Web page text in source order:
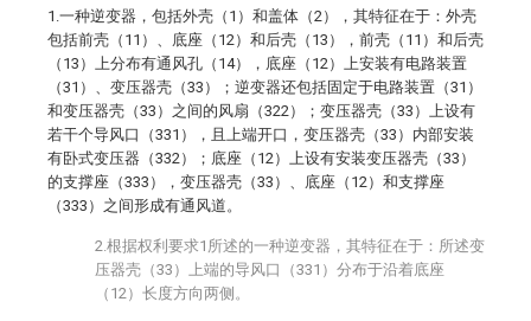
1.一种逆变器，包括外壳（1）和盖体（2），其特征在于：外壳
包括前壳（11）、底座（12）和后壳（13），前壳（11）和后壳
（13）上分布有通风孔（14），底座（12）上安装有电路装置
（31）、变压器壳（33）；逆变器还包括固定于电路装置（31）
和变压器壳（33）之间的风扇（322）；变压器壳（33）上设有
若干个导风口（331），且上端开口，变压器壳（33）内部安装
有卧式变压器（332）；底座（12）上设有安装变压器壳（33）
的支撑座（333），变压器壳（33）、底座（12）和支撑座
（333）之间形成有通风道。
2.根据权利要求1所述的一种逆变器，其特征在于：所述变
压器壳（33）上端的导风口（331）分布于沿着底座
（12）长度方向两侧。